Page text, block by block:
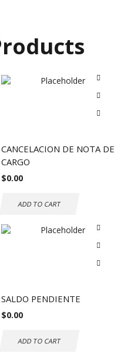
CANCELACION DE NOTA DE
CARGO
$0.00
ADD TO CART
SALDO PENDIENTE
$0.00
ADD TO CART